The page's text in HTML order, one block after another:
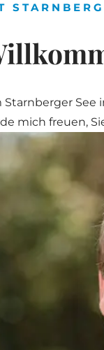
STARNBERG
Starnberger
mich freuen,